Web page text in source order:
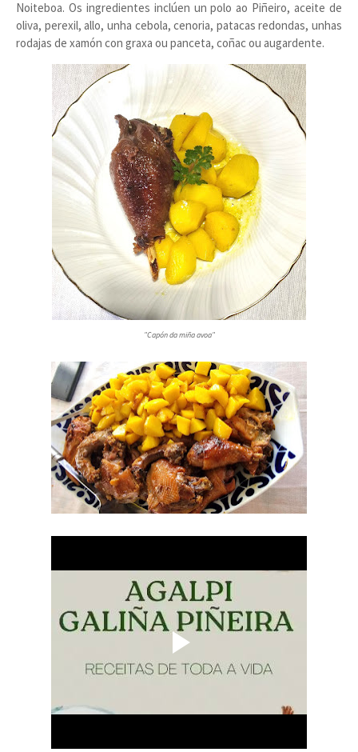
Noiteboa. Os ingredientes inclúen un polo ao Piñeiro, aceite de
oliva, perexil, allo, unha cebola, cenoria, patacas redondas, unhas
rodajas de xamón con graxa ou panceta, coñac ou augardente.
"Capón da miña avoa"